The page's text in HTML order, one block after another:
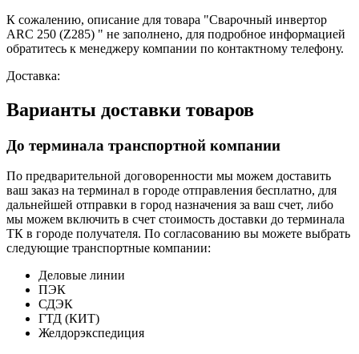
К сожалению, описание для товара "Сварочный инвертор
ARC 250 (Z285) " не заполнено, для подробное информацией
обратитесь к менеджеру компании по контактному телефону.
Доставка:
Варианты доставки товаров
До терминала транспортной компании
По предварительной договоренности мы можем доставить
ваш заказ на терминал в городе отправления бесплатно, для
дальнейшей отправки в город назначения за ваш счет, либо
мы можем включить в счет стоимость доставки до терминала
ТК в городе получателя. По согласованию вы можете выбрать
следующие транспортные компании:
Деловые линии
ПЭК
СДЭК
ГТД (КИТ)
Желдорэкспедиция